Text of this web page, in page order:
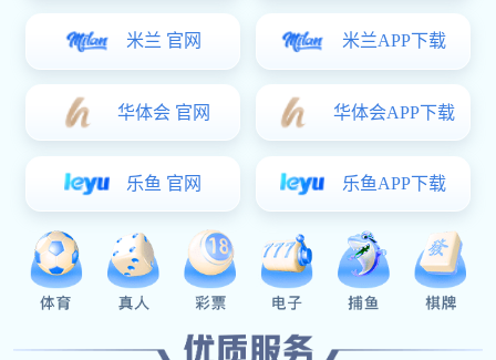
联系电话
微信公众号
AloT应用
场景图 应用框图
场景图
方案概述
可靠性的32位通用微控制器。包括多款产品，内嵌Flash存储器，集